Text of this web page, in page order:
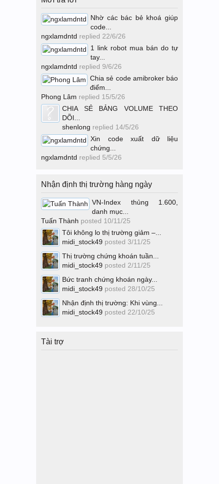
Nhờ các bác bẻ khoá giúp
code...
ngxlamdntd replied 22/6/26
1 link robot mua bán do tự
tay...
ngxlamdntd replied 9/6/26
Chia sẻ code amibroker báo
điểm...
Phong Lâm replied 15/5/26
CHIA SẺ BẢNG VOLUME THEO
DÕI...
shenlong replied 14/5/26
Xin code xuất dữ liệu
chứng...
ngxlamdntd replied 5/5/26
Nhận định thị trường hàng ngày
VN-Index thủng 1.600,
danh mục...
Tuấn Thành posted 10/11/25
Tôi không lo thị trường giảm –...
midi_stock49 posted 3/11/25
Thị trường chứng khoán tuần...
midi_stock49 posted 2/11/25
Bức tranh chứng khoán ngày...
midi_stock49 posted 28/10/25
Nhận định thị trường: Khi vùng...
midi_stock49 posted 22/10/25
Tài trợ